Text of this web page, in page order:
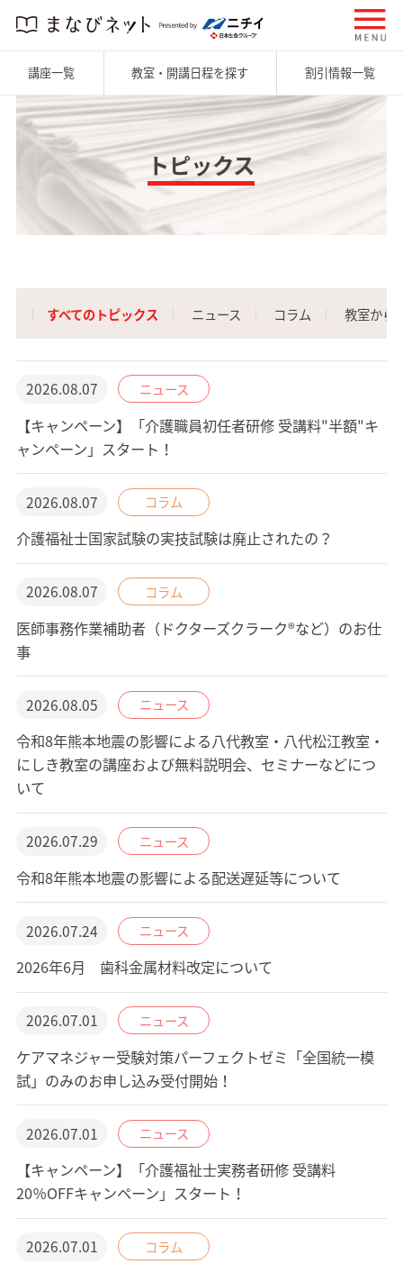
講座一覧 教室・開講日程を探す 割引情報一覧
トピックス
すべてのトピックス ニュース コラム 教室から
2026.08.07 ニュース
【キャンペーン】「介護職員初任者研修 受講料"半額"キ
ャンペーン」スタート！
2026.08.07 コラム
介護福祉士国家試験の実技試験は廃止されたの？
2026.08.07 コラム
医師事務作業補助者（ドクターズクラーク®など）のお仕
事
2026.08.05 ニュース
令和8年熊本地震の影響による八代教室・八代松江教室・
にしき教室の講座および無料説明会、セミナーなどにつ
いて
2026.07.29 ニュース
令和8年熊本地震の影響による配送遅延等について
2026.07.24 ニュース
2026年6月 歯科金属材料改定について
2026.07.01 ニュース
ケアマネジャー受験対策パーフェクトゼミ「全国統一模
試」のみのお申し込み受付開始！
2026.07.01 ニュース
【キャンペーン】「介護福祉士実務者研修 受講料
20％OFFキャンペーン」スタート！
2026.07.01 コラム